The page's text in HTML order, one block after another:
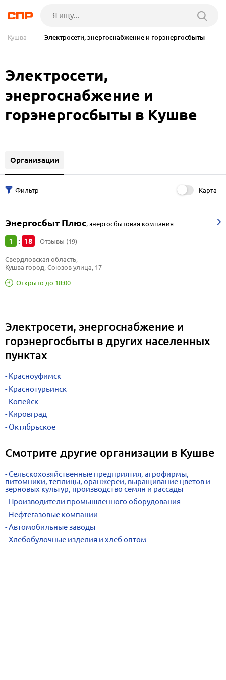
Кушва — Электросети, энергоснабжение и горэнергосбыты
Электросети,
энергоснабжение и
горэнергосбыты в Кушве
Организации
Карта
Энергосбыт Плюс,энергосбытовая компания
1 : 18 Отзывы (19)
Открыто до 18:00
Свердловская область,
Кушва город, Союзов улица, 17
Электросети, энергоснабжение и
горэнергосбыты в других населенных
пунктах
Красноуфимск
Краснотурьинск
Копейск
Кировград
Октябрьское
Смотрите другие организации в Кушве
Сельскохозяйственные предприятия, агрофирмы,
питомники, теплицы, оранжереи, выращивание цветов и
зерновых культур, производство семян и рассады
Производители промышленного оборудования
Нефтегазовые компании
Автомобильные заводы
Хлебобулочные изделия и хлеб оптом